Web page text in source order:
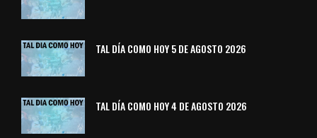
TAL DÍA COMO HOY 5 DE AGOSTO 2026
TAL DÍA COMO HOY 4 DE AGOSTO 2026